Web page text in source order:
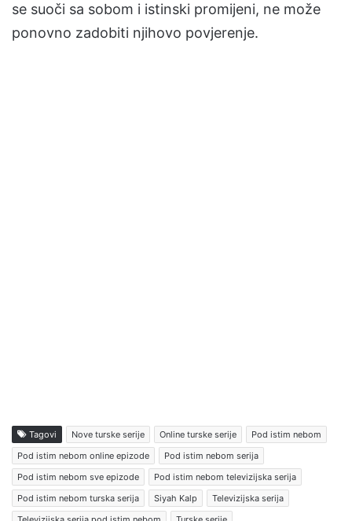
se suoči sa sobom i istinski promijeni, ne može
ponovno zadobiti njihovo povjerenje.
Tagovi Nove turske serije Online turske serije
Pod istim nebom
Pod istim nebom online epizode
Pod istim nebom serija
Pod istim nebom sve epizode
Pod istim nebom televizijska serija
Pod istim nebom turska serija
Siyah Kalp
Televizijska serija